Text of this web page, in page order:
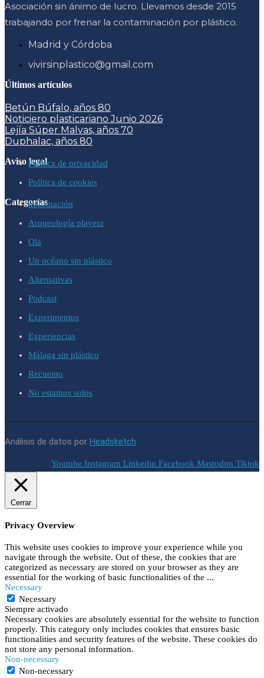
Asociación sin ánimo de lucro. Llevamos desde 2015
trabajando por frenar la contaminación por plástico.
Madrid y Córdoba
vivirsinplastico@gmail.com
Últimos artículos
Betún Búfalo, años 80
Noticiero plasticariano Junio 2026
Lejía Súper Malvas, años 70
Duphalac, años 80
Aviso legalPolítica de privacidad
Política de cookies
Categoríasinformación
Arqueología playera
Ola
Un océano sin plástico
Alternativas
Podcast
Experimentos
Experiencias
Málaga sin plástico
Recuento
No estamos solos
Análisis de datos por Headsketch
Youtube Instagram Linkedin Facebook Mastodon Tiktok
Cerrar
Privacy Overview
This website uses cookies to improve your experience while you
navigate through the website. Out of these, the cookies that are
categorized as necessary are stored on your browser as they are
essential for the working of basic functionalities of the ...
Necessary
Necessary
Siempre activado
Necessary cookies are absolutely essential for the website to function
properly. This category only includes cookies that ensures basic
functionalities and security features of the website. These cookies do
not store any personal information.
Non-necessary
Non-necessary